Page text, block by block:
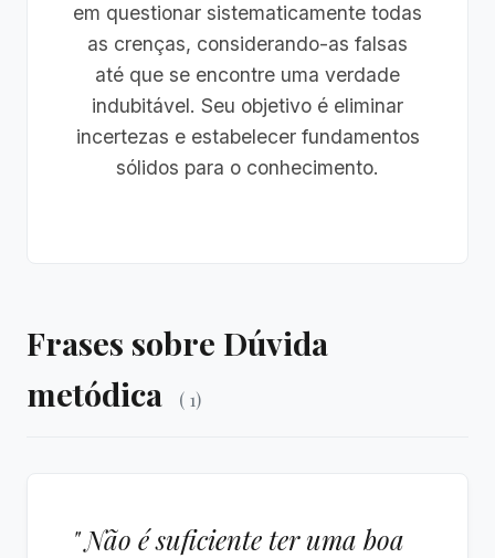
em questionar sistematicamente todas
as crenças, considerando-as falsas
até que se encontre uma verdade
indubitável. Seu objetivo é eliminar
incertezas e estabelecer fundamentos
sólidos para o conhecimento.
Frases sobre Dúvida
metódica
( 1)
" Não é suficiente ter uma boa